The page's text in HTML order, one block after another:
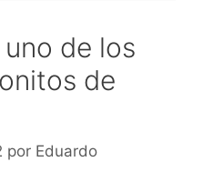
de los
de
por Eduardo